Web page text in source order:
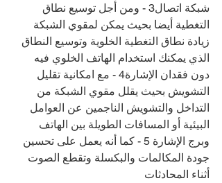
شبكة اتصال3 - ومن أجل توسيع نطاق
التغطية أيضا بحيث يمكن لمقوي الشبكة
زيادة نطاق التغطية الخلوية وتوسيع النطاق
الذي يمكنك استخدام الهاتف الخلوي فيه
دون فقدان الإشارة4 - مع امكانية تقليل
التشويش بحيث يقلل مقوي الشبكة من
التداخل والتشويش الناجمين عن العوامل
البيئية أو المسافات الطويلة بين الهاتف
وبرج الإشارة 5 - كما أنه يعمل على تحسين
جودة المكالمات والبكسلة وتقطع الصوت
أثناء المحادثات